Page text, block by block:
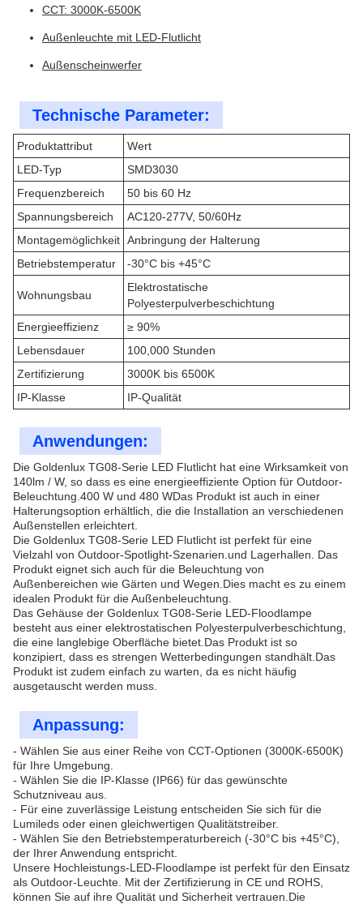
CCT: 3000K-6500K
Außenleuchte mit LED-Flutlicht
Außenscheinwerfer
Technische Parameter:
Produktattribut
Wert
LED-Typ
SMD3030
Frequenzbereich
50 bis 60 Hz
Spannungsbereich
AC120-277V, 50/60Hz
Montagemöglichkeit Anbringung der Halterung
Betriebstemperatur
-30°C bis +45°C
Wohnungsbau
Elektrostatische
Polyesterpulverbeschichtung
Energieeffizienz
≥ 90%
Lebensdauer
100,000 Stunden
Zertifizierung
3000K bis 6500K
IP-Klasse
IP-Qualität
Anwendungen:
Die Goldenlux TG08-Serie LED Flutlicht hat eine Wirksamkeit von
140lm / W, so dass es eine energieeffiziente Option für Outdoor-
Beleuchtung.400 W und 480 WDas Produkt ist auch in einer
Halterungsoption erhältlich, die die Installation an verschiedenen
Außenstellen erleichtert.
Die Goldenlux TG08-Serie LED Flutlicht ist perfekt für eine
Vielzahl von Outdoor-Spotlight-Szenarien.und Lagerhallen. Das
Produkt eignet sich auch für die Beleuchtung von
Außenbereichen wie Gärten und Wegen.Dies macht es zu einem
idealen Produkt für die Außenbeleuchtung.
Das Gehäuse der Goldenlux TG08-Serie LED-Floodlampe
besteht aus einer elektrostatischen Polyesterpulverbeschichtung,
die eine langlebige Oberfläche bietet.Das Produkt ist so
konzipiert, dass es strengen Wetterbedingungen standhält.Das
Produkt ist zudem einfach zu warten, da es nicht häufig
ausgetauscht werden muss.
Anpassung:
- Wählen Sie aus einer Reihe von CCT-Optionen (3000K-6500K)
für Ihre Umgebung.
- Wählen Sie die IP-Klasse (IP66) für das gewünschte
Schutzniveau aus.
- Für eine zuverlässige Leistung entscheiden Sie sich für die
Lumileds oder einen gleichwertigen Qualitätstreiber.
- Wählen Sie den Betriebstemperaturbereich (-30°C bis +45°C),
der Ihrer Anwendung entspricht.
Unsere Hochleistungs-LED-Floodlampe ist perfekt für den Einsatz
als Outdoor-Leuchte. Mit der Zertifizierung in CE und ROHS,
können Sie auf ihre Qualität und Sicherheit vertrauen.Die